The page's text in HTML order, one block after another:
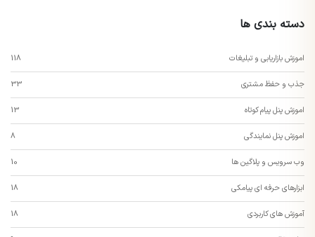
دسته بندی ها
اموزش بازاریابی و تبلیغات 118
جذب و حفظ مشتری 33
اموزش پنل پیام کوتاه 13
اموزش پنل نمایندگی 8
وب سرویس و پلاگین ها 10
ابزارهای حرفه ای پیامکی 18
آموزش های کاربردی 18